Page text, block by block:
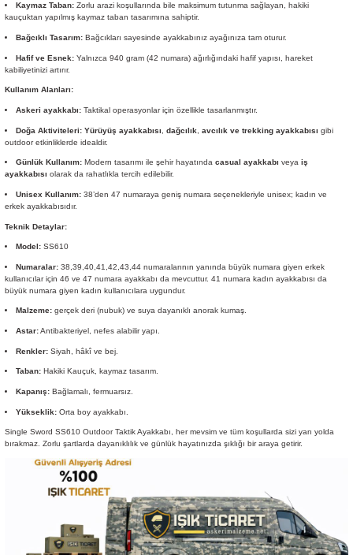
Kaymaz Taban: Zorlu arazi koşullarında bile maksimum tutunma sağlayan, hakiki
kauçuktan yapılmış kaymaz taban tasarımına sahiptir.
Bağcıklı Tasarım: Bağcıkları sayesinde ayakkabınız ayağınıza tam oturur.
Hafif ve Esnek: Yalnızca 940 gram (42 numara) ağırlığındaki hafif yapısı, hareket
kabiliyetinizi artırır.
Kullanım Alanları:
Askeri ayakkabı: Taktikal operasyonlar için özellikle tasarlanmıştır.
Doğa Aktiviteleri: Yürüyüş ayakkabısı ,dağcılık avcılık ve trekking ayakkabısı gibi
outdoor etkinliklerde idealdir.
Günlük Kullanım: Modern tasarımı ile şehir hayatındacasual ayakkabı veyaiş
ayakkabısı olarak da rahatlıkla tercih edilebilir.
Unisex Kullanım: 38’den 47 numaraya geniş numara seçenekleriyle unisex; kadın ve
erkek ayakkabısıdır.
Teknik Detaylar:
Model: SS610
Numaralar: 38,39,40,41,42,43,44 numaralarının yanında büyük numara giyen erkek
kullanıcılar için 46 ve 47 numara ayakkabı da mevcuttur. 41 numara kadın ayakkabısı da
büyük numara giyen kadın kullanıcılara uygundur.
Malzeme: gerçek deri (nubuk) ve suya dayanıklı anorak kumaş.
Astar:Antibakteriyel, nefes alabilir yapı.
Renkler: Siyah, hâkî ve bej.
Taban: Hakiki Kauçuk, kaymaz tasarım.
Kapanış: Bağlamalı, fermuarsız.
Yükseklik: Orta boy ayakkabı.
Single Sword SS610 Outdoor Taktik Ayakkabı, her mevsim ve tüm koşullarda sizi yarı yolda
bırakmaz. Zorlu şartlarda dayanıklılık ve günlük hayatınızda şıklığı bir araya getirir.